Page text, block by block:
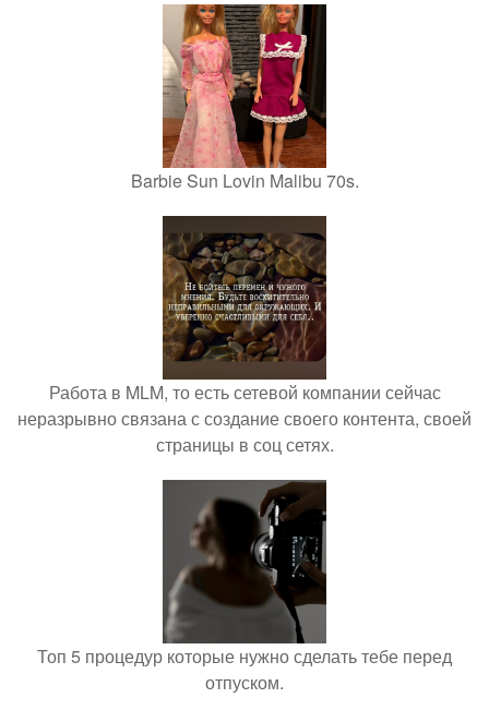
Barbie Sun Lovin Malibu 70s.
Работа в MLM, то есть сетевой компании сейчас
неразрывно связана с создание своего контента, своей
страницы в соц сетях.
Топ 5 процедур которые нужно сделать тебе перед
отпуском.